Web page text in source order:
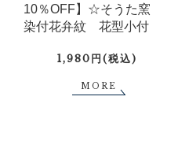
10％OFF】☆そうた窯
染付花弁紋 花型小付
1,980円(税込)
MORE